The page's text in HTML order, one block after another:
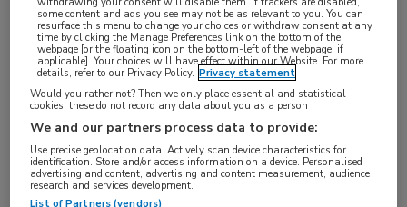
beoordelen of een arts bevoegd en bekwaam is om
een gewenste cosmetische behandeling uit te
voeren. Zoeken op internet kan leiden naar
verschillende artsen die op dit gebied werkzaam zijn:
van basisartsen en tandartsen tot dermatologen en
plastisch chirurgen. De functie ‘cosmetisch arts’ is
geen beschermde titel, laat Dikrama weten. “Sinds 1
juli 2019 is de cosmetische geneeskunde wel een
some content and ads you see may not be as relevant to you. You can
resurface this menu to change your choices or withdraw consent at any
time by clicking the Manage Preferences link on the bottom of the
webpage [or the floating icon on the bottom-left of the webpage, if
applicable]. Your choices will have effect within our Website. For more
details, refer to our Privacy Policy. Privacy statement
Would you rather not? Then we only place essential and statistical
cookies, these do not record any data about you as a person
We and our partners process data to provide:
Use precise geolocation data. Actively scan device characteristics for
identification. Store and/or access information on a device. Personalised
advertising and content, advertising and content measurement, audience
research and services development.
List of Partners (vendors)